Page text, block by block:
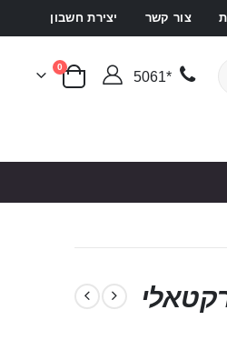
צור קשר יצירת חשבון
*5061
סל קניות
0פריטים